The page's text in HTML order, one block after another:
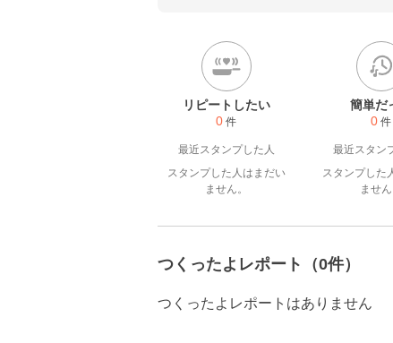
つくレポとても嬉しいです
リピートしたい
0 件
最近スタンプした人
スタンプした人はまだい
ません。
簡単だ
0 件
最近スタン
スタンプした
ません
つくったよレポート（0件）
つくったよレポートはありません